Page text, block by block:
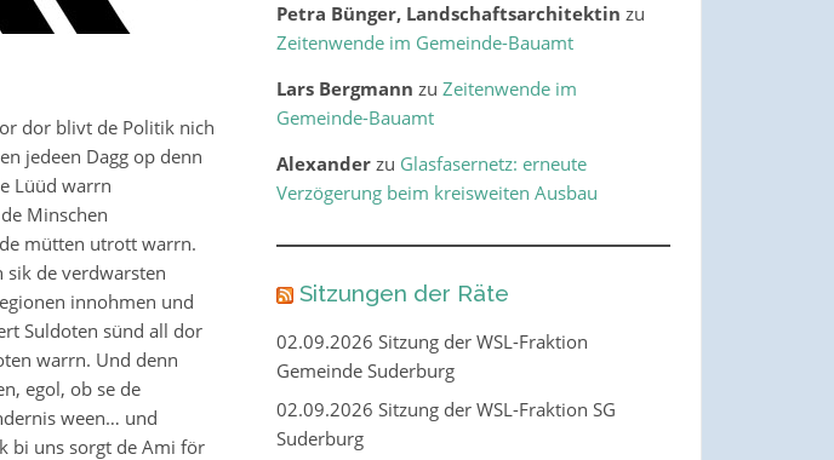
dor blivt de Politik nich
jedeen Dagg op denn
Lüüd warrn
Minschen
mütten utrott warrn.
sik de verdwarsten
innohmen und
Suldoten sünd all dor
warrn. Und denn
egol, ob se de
ween… und
bi uns sorgt de Ami för
Petra Bünger, Landschaftsarchitektin zu
Zeitenwende im Gemeinde-Bauamt
Lars Bergmann zu Zeitenwende im
Gemeinde-Bauamt
Alexanderzu Glasfasernetz: erneute
Verzögerung beim kreisweiten Ausbau
Sitzungen der Räte
02.09.2026 Sitzung der WSL-Fraktion
Gemeinde Suderburg
02.09.2026 Sitzung der WSL-Fraktion SG
Suderburg